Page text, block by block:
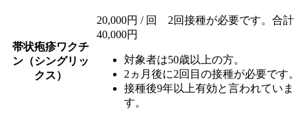
帯状疱疹ワクチ
ン（シングリッ
クス）
20,000円 / 回 2回接種が必要です。合計
40,000円
対象者は50歳以上の方。
2ヵ月後に2回目の接種が必要です。
接種後9年以上有効と言われていま
す。